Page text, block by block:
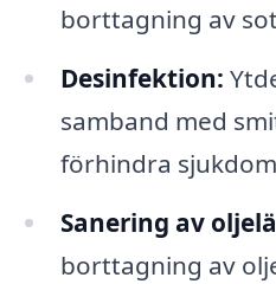
borttagning av
Desinfektion:
samband med
förhindra
Sanering av
borttagning av